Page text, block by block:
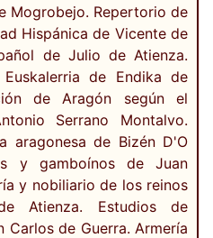
Mogrobejo. Repertorio de
Hispánica de Vicente de
de Julio de Atienza.
de Endika de
de Aragón según el
Serrano Montalvo.
aragonesa de Bizén D'O
y gamboínos de Juan
y nobiliario de los reinos
Atienza. Estudios de
Carlos de Guerra. Armería